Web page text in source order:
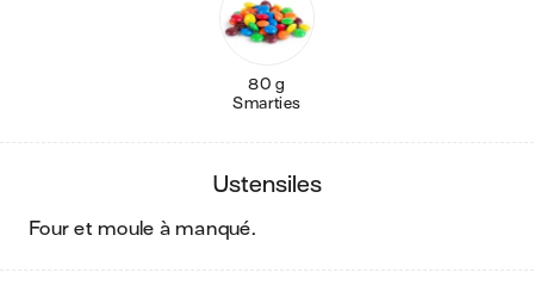
80 g
Smarties
ustensiles
four et moule à manqué.